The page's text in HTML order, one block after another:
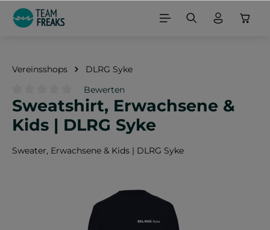
springen
Vereinsshops DLRG Syke
Durchschnittliche Bewertung von 0 von 5 Sternen
Bewerten
Sweatshirt, Erwachsene &
Kids | DLRG Syke
Sweater, Erwachsene & Kids | DLRG Syke